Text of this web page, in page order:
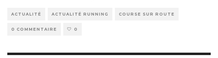
ACTUALITÉ ACTUALITÉ RUNNING COURSE SUR ROUTE
0 COMMENTAIRE 0